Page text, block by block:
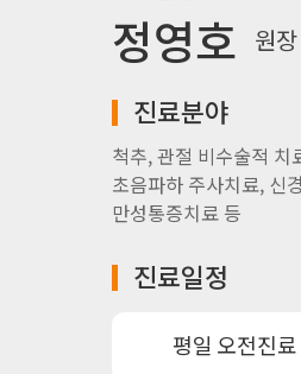
정영호 원장
진료분야
척추, 관절 비수술적 치
초음파하 주사치료, 신
만성통증치료 등
진료일정
평일 오전진료